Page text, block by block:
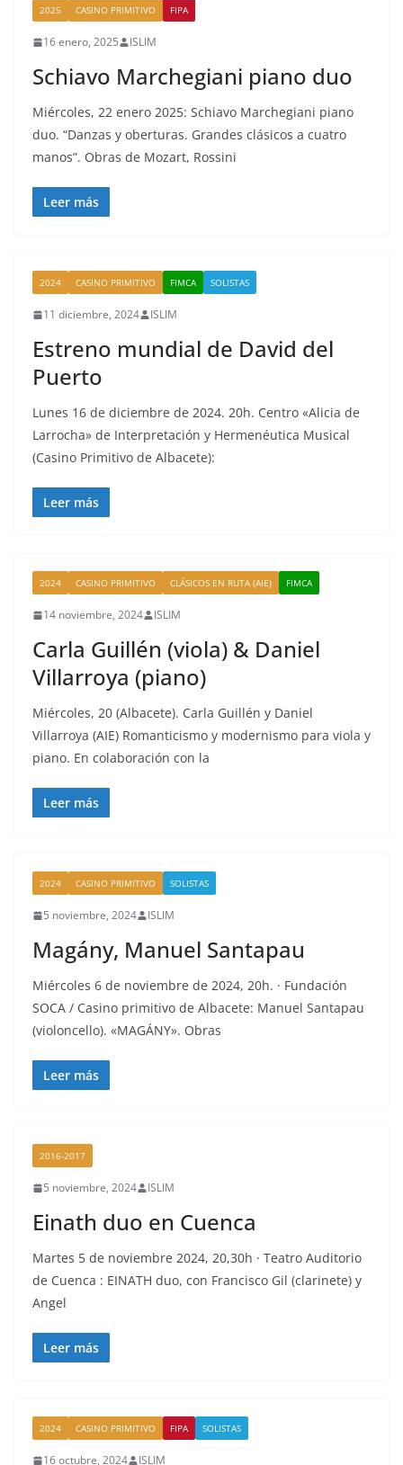
2025 CASINO PRIMITIVO FIPA
16 enero, 2025 ISLIM
Schiavo Marchegiani piano duo
Miércoles, 22 enero 2025: Schiavo Marchegiani piano
duo. “Danzas y oberturas. Grandes clásicos a cuatro
manos”. Obras de Mozart, Rossini
Leer más
2024 CASINO PRIMITIVO FIMCA SOLISTAS
11 diciembre, 2024 ISLIM
Estreno mundial de David del
Puerto
Lunes 16 de diciembre de 2024. 20h. Centro «Alicia de
Larrocha» de Interpretación y Hermenéutica Musical
(Casino Primitivo de Albacete):
Leer más
2024 CASINO PRIMITIVO CLÁSICOS EN RUTA (AIE) FIMCA
14 noviembre, 2024 ISLIM
Carla Guillén (viola) & Daniel
Villarroya (piano)
Miércoles, 20 (Albacete). Carla Guillén y Daniel
Villarroya (AIE) Romanticismo y modernismo para viola y
piano. En colaboración con la
Leer más
2024 CASINO PRIMITIVO SOLISTAS
5 noviembre, 2024 ISLIM
Magány, Manuel Santapau
Miércoles 6 de noviembre de 2024, 20h. · Fundación
SOCA / Casino primitivo de Albacete: Manuel Santapau
(violoncello). «MAGÁNY». Obras
Leer más
2016-2017
5 noviembre, 2024 ISLIM
Einath duo en Cuenca
Martes 5 de noviembre 2024, 20,30h · Teatro Auditorio
de Cuenca : EINATH duo, con Francisco Gil (clarinete) y
Angel
Leer más
2024 CASINO PRIMITIVO FIPA SOLISTAS
16 octubre, 2024 ISLIM